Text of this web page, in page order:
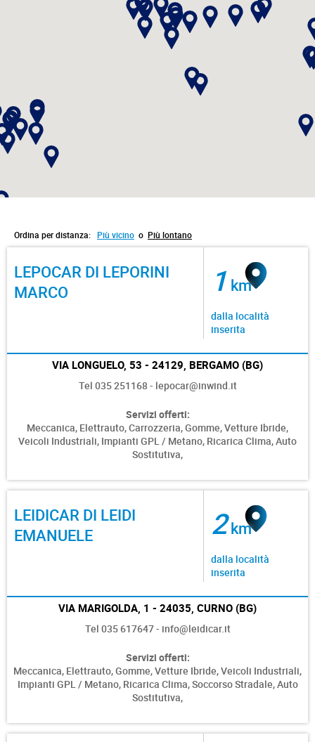
Ordina per distanza: Più vicino o Più lontano
LEPOCAR DI LEPORINI
MARCO
1 km
dalla località
inserita
VIA LONGUELO, 53 - 24129, BERGAMO (BG)
Tel 035 251168 - lepocar@inwind.it
Servizi offerti:
Meccanica, Elettrauto,Carrozzeria,Gomme,Vetture Ibride,
Veicoli Industriali, Impianti GPL / Metano, Ricarica Clima,Auto
Sostitutiva,
LEIDICAR DI LEIDI
EMANUELE
2km
dalla località
inserita
VIA MARIGOLDA, 1 - 24035, CURNO (BG)
Tel 035 617647 - info@leidicar.it
Servizi offerti:
Meccanica, Elettrauto,Gomme,Vetture Ibride,Veicoli Industriali,
Impianti GPL / Metano, Ricarica Clima,Soccorso Stradale,Auto
Sostitutiva,